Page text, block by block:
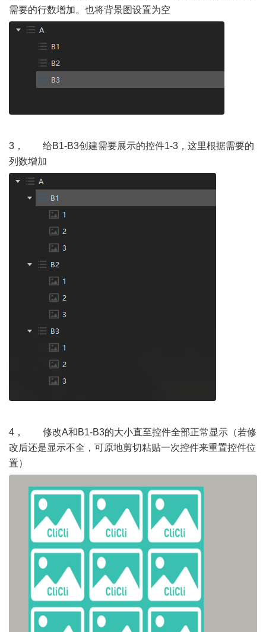
需要的行数增加。也将背景图设置为空
3， 给B1-B3创建需要展示的控件1-3，这里根据需要的
列数增加
4， 修改A和B1-B3的大小直至控件全部正常显示（若修
改后还是显示不全，可原地剪切粘贴一次控件来重置控件位
置）